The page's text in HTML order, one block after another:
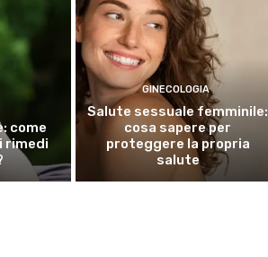
come
rimedi
GINECOLOGIA
Salute sessuale femminile:
cosa sapere per
proteggere la propria
salute